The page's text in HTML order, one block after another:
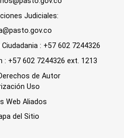
Judiciales:
: +57 602 7244326
: +57 602 7244326 ext. 1213
de Autor
Uso
Web Aliados
del Sitio